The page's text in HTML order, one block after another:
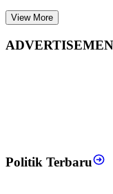
View More
Politik Terbaru